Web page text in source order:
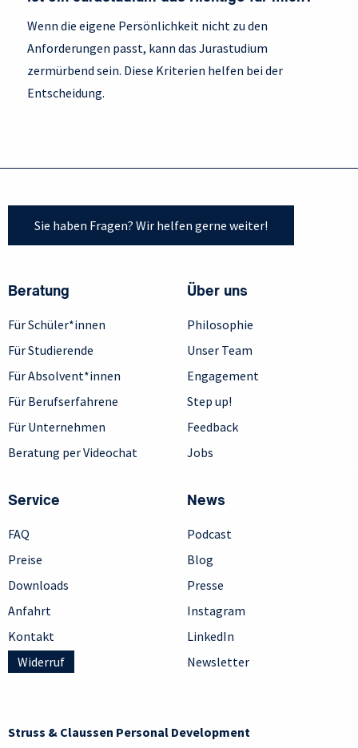
Wenn die eigene Persönlichkeit nicht zu den
Anforderungen passt, kann das Jurastudium
zermürbend sein. Diese Kriterien helfen bei der
Entscheidung.
Sie haben Fragen? Wir helfen gerne weiter!
Beratung
Für Schüler*innen
Für Studierende
Für Absolvent*innen
Für Berufserfahrene
Für Unternehmen
Beratung per Videochat
Über uns
Philosophie
Unser Team
Engagement
Step up!
Feedback
Jobs
Service
FAQ
Preise
Downloads
Anfahrt
Kontakt
Widerruf
News
Podcast
Blog
Presse
Instagram
LinkedIn
Newsletter
Struss & Claussen Personal Development